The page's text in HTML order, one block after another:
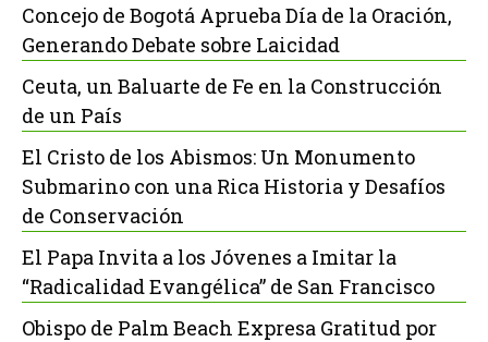
Concejo de Bogotá Aprueba Día de la Oración,
Generando Debate sobre Laicidad
Ceuta, un Baluarte de Fe en la Construcción
de un País
El Cristo de los Abismos: Un Monumento
Submarino con una Rica Historia y Desafíos
de Conservación
El Papa Invita a los Jóvenes a Imitar la
“Radicalidad Evangélica” de San Francisco
Obispo de Palm Beach Expresa Gratitud por